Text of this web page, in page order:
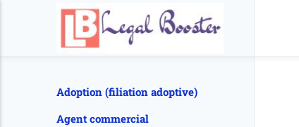
Adoption (filiation adoptive)
Agent commercial